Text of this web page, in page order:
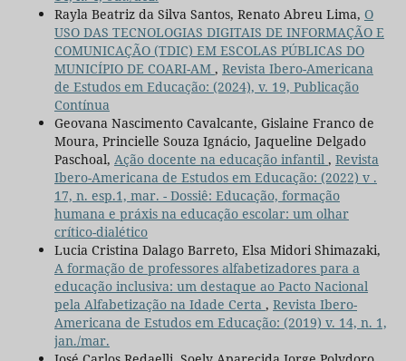
Rayla Beatriz da Silva Santos, Renato Abreu Lima, O
USO DAS TECNOLOGIAS DIGITAIS DE INFORMAÇÃO E
COMUNICAÇÃO (TDIC) EM ESCOLAS PÚBLICAS DO
MUNICÍPIO DE COARI-AM , Revista Ibero-Americana
de Estudos em Educação: (2024), v. 19, Publicação
Contínua
Geovana Nascimento Cavalcante, Gislaine Franco de
Moura, Princielle Souza Ignácio, Jaqueline Delgado
Paschoal, Ação docente na educação infantil , Revista
Ibero-Americana de Estudos em Educação: (2022) v .
17, n. esp.1, mar. - Dossiê: Educação, formação
humana e práxis na educação escolar: um olhar
crítico-dialético
Lucia Cristina Dalago Barreto, Elsa Midori Shimazaki,
A formação de professores alfabetizadores para a
educação inclusiva: um destaque ao Pacto Nacional
pela Alfabetização na Idade Certa , Revista Ibero-
Americana de Estudos em Educação: (2019) v. 14, n. 1,
jan./mar.